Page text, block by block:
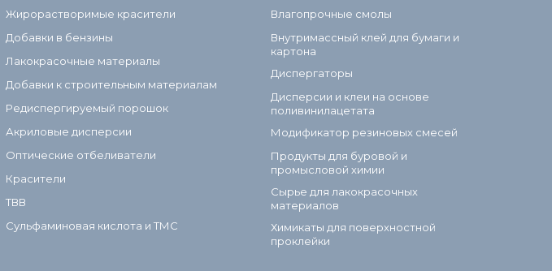
Жирорастворимые красители
Добавки в бензины
Лакокрасочные материалы
Добавки к строительным материалам
Редиспергируемый порошок
Акриловые дисперсии
Оптические отбеливатели
Красители
ТВВ
Сульфаминовая кислота и ТМС
Влагопрочные смолы
Внутримассный клей для бумаги и
картона
Диспергаторы
Дисперсии и клеи на основе
поливинилацетата
Модификатор резиновых смесей
Продукты для буровой и
промысловой химии
Сырье для лакокрасочных
материалов
Химикаты для поверхностной
проклейки